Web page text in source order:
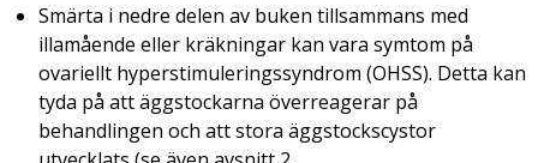
Smärta i nedre delen av buken tillsammans med
illamående eller kräkningar kan vara symtom på
ovariellt hyperstimuleringssyndrom (OHSS). Detta kan
tyda på att äggstockarna överreagerar på
behandlingen och att stora äggstockscystor